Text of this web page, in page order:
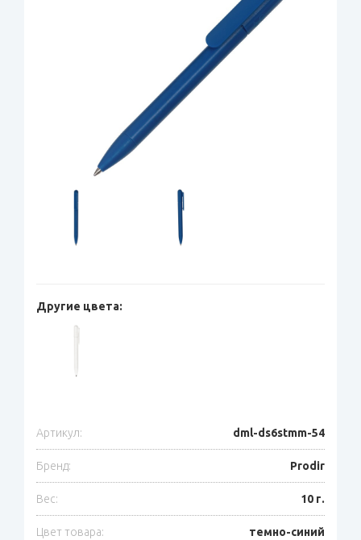
Другие цвета:
Артикул: dml-ds6stmm-54
Бренд: Prodir
Вес: 10 г.
Цвет товара: темно-синий